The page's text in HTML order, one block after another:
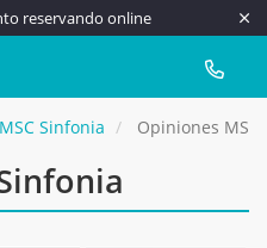
reservando online
917
MSC Sinfonia Opiniones MSC